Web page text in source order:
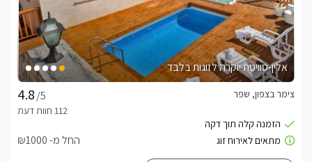
אלין-סוויטת יוקרה לזוגות בלבד
/5
צימר בצפון, שפר
החל מ- ₪1000